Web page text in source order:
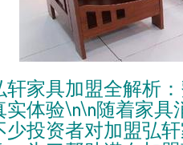
轩家具加盟全解析
实体验\n\n随着家具
少投资者对加盟弘